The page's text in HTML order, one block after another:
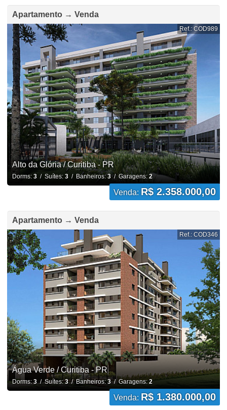
Apartamento → Venda
Ref.: COD989
Alto da Glória / Curitiba - PR
Dorms: 3/ Suítes: 3/ Banheiros:3/ Garagens:2
Venda: R$ 2.358.000,00
Apartamento → Venda
Ref.: COD346
Água Verde / Curitiba - PR
Dorms:3/ Suítes:3/ Banheiros:3/ Garagens:2
Venda: R$ 1.380.000,00